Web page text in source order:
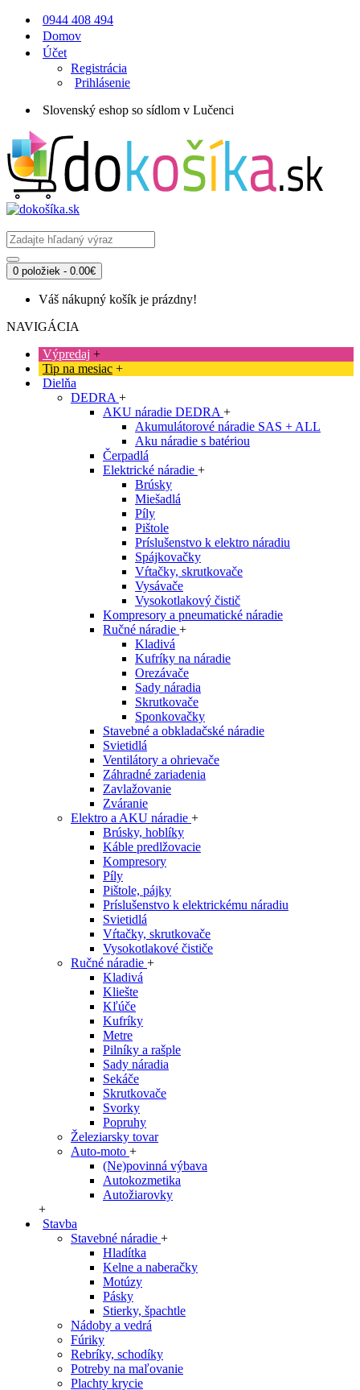
0944 408 494
Domov
Účet
Registrácia
Prihlásenie
Slovenský eshop so sídlom v Lučenci
0 položiek - 0.00€
Váš nákupný košík je prázdny!
NAVIGÁCIA
Výpredaj +
Tip na mesiac +
Dielňa
DEDRA +
AKU náradie DEDRA +
Akumulátorové náradie SAS + ALL
Aku náradie s batériou
Čerpadlá
Elektrické náradie +
Brúsky
Miešadlá
Píly
Pištole
Príslušenstvo k elektro náradiu
Spájkovačky
Vŕtačky, skrutkovače
Vysávače
Vysokotlakový čistič
Kompresory a pneumatické náradie
Ručné náradie +
Kladivá
Kufríky na náradie
Orezávače
Sady náradia
Skrutkovače
Sponkovačky
Stavebné a obkladačské náradie
Svietidlá
Ventilátory a ohrievače
Záhradné zariadenia
Zavlažovanie
Zváranie
Elektro a AKU náradie +
Brúsky, hoblíky
Káble predlžovacie
Kompresory
Píly
Pištole, pájky
Príslušenstvo k elektrickému náradiu
Svietidlá
Vŕtačky, skrutkovače
Vysokotlakové čističe
Ručné náradie +
Kladivá
Kliešte
Kľúče
Kufríky
Metre
Pilníky a rašple
Sady náradia
Sekáče
Skrutkovače
Svorky
Popruhy
Železiarsky tovar
Auto-moto +
(Ne)povinná výbava
Autokozmetika
Autožiarovky
+
Stavba
Stavebné náradie +
Hladítka
Kelne a naberačky
Motúzy
Pásky
Stierky, špachtle
Nádoby a vedrá
Fúriky
Rebríky, schodíky
Potreby na maľovanie
Plachty krycie